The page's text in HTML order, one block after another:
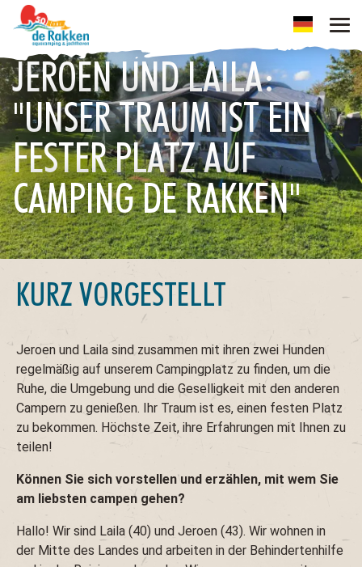
JEROEN UND LAILA:
''UNSER TRAUM IST EIN
FESTER PLATZ AUF
CAMPING DE RAKKEN''
KURZ VORGESTELLT
Jeroen und Laila sind zusammen mit ihren zwei Hunden
regelmäßig auf unserem Campingplatz zu finden, um die
Ruhe, die Umgebung und die Geselligkeit mit den anderen
Campern zu genießen. Ihr Traum ist es, einen festen Platz
zu bekommen. Höchste Zeit, ihre Erfahrungen mit Ihnen zu
teilen!
Können Sie sich vorstellen und erzählen, mit wem Sie
am liebsten campen gehen?
Hallo! Wir sind Laila (40) und Jeroen (43). Wir wohnen in
der Mitte des Landes und arbeiten in der Behindertenhilfe